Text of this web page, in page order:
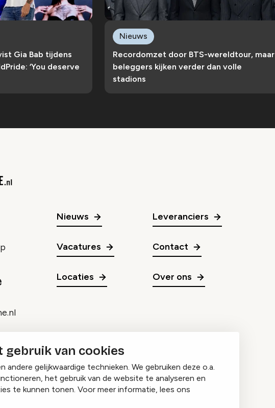
gebruik van cookies
andere gelijkwaardige technieken. We gebruiken deze o.a.
het gebruik van de website te analyseren en
te kunnen tonen. Voor meer informatie, lees ons
Gia Bab tijdens
‘You deserve
Recordomzet door BTS-wereldtour, maar
beleggers kijken verder dan volle
stadions
Nieuws
Nieuws
Vacatures
Locaties
Leveranciers
Contact
Over ons